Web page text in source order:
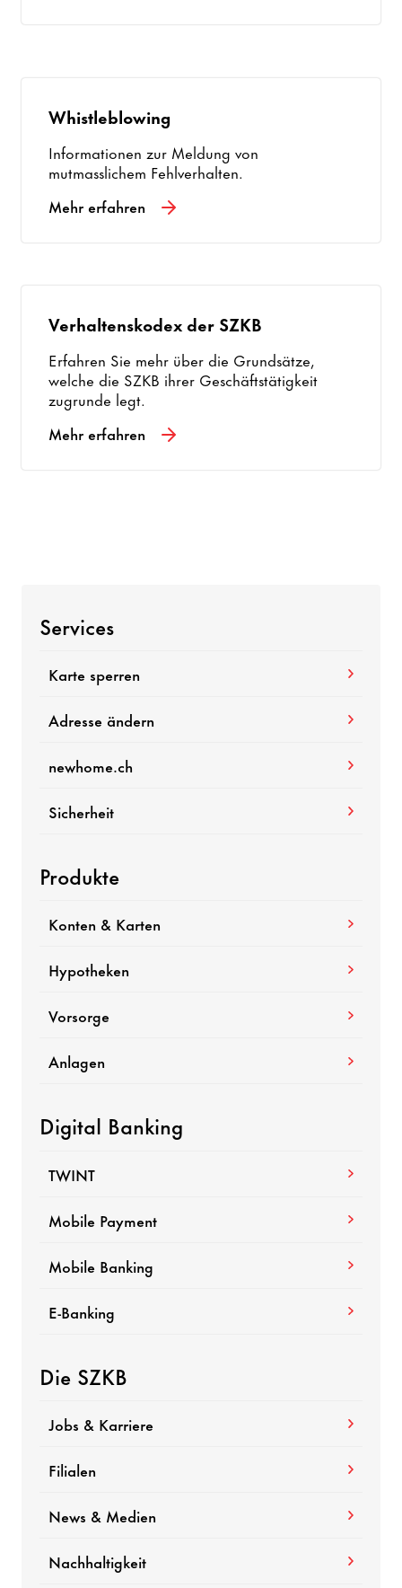
Whistleblowing
Informationen zur Meldung von
mutmasslichem Fehlverhalten.
Mehr erfahren
Verhaltenskodex der SZKB
Erfahren Sie mehr über die Grundsätze,
welche die SZKB ihrer Geschäftstätigkeit
zugrunde legt.
Mehr erfahren
Services
Karte sperren
Adresse ändern
newhome.ch
Sicherheit
Produkte
Konten & Karten
Hypotheken
Vorsorge
Anlagen
Digital Banking
TWINT
Mobile Payment
Mobile Banking
E-Banking
Die SZKB
Jobs & Karriere
Filialen
News & Medien
Nachhaltigkeit